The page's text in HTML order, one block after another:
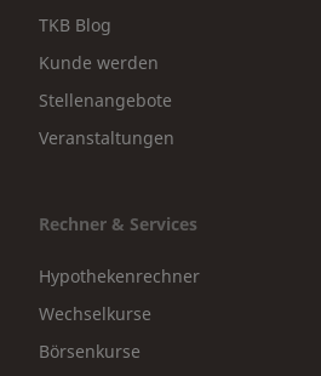
TKB Blog
Kunde werden
Stellenangebote
Veranstaltungen
Rechner & Services
Hypothekenrechner
Wechselkurse
Börsenkurse